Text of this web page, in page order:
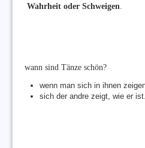
Wahrheit oder Schweigen
wann sind Tänze schön?
wenn man sich in ihnen
sich der andre zeigt, wie er ist.